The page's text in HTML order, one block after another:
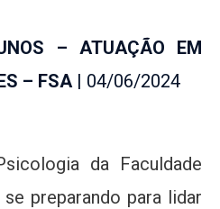
– ATUAÇÃO EM
– FSA | 04/06/2024
da Faculdade
preparando para lidar